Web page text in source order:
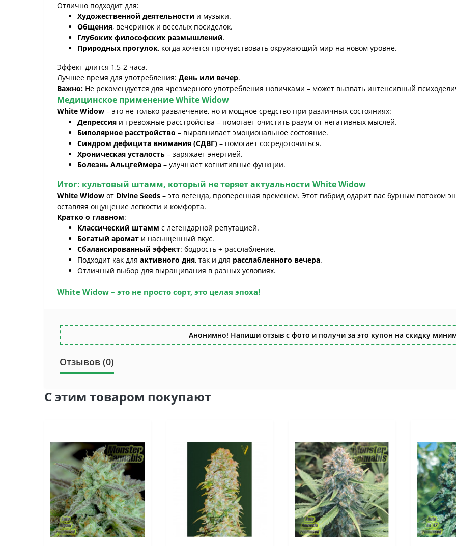
Отлично подходит для:
Художественной деятельности и музыки.
Общения, вечеринок и веселых посиделок.
Глубоких философских размышлений.
Природных прогулок, когда хочется прочувствовать окружающий мир на новом уровне.
Эффект длится 1,5-2 часа.
Лучшее время для употребления: День или вечер.
Важно: Не рекомендуется для чрезмерного употребления новичками – может вызвать интенсивный
Медицинское применениеWhite Widow
White Widow – это не только развлечение, но и мощное средство при различных состояниях:
Депрессия и тревожные расстройства – помогает очистить разум от негативных мыслей.
Биполярное расстройство – выравнивает эмоциональное состояние.
Синдром дефицита внимания (СДВГ) – помогает сосредоточиться.
Хроническая усталость – заряжает энергией.
Болезнь Альцгеймера – улучшает когнитивные функции.
Итог: культовый штамм, который не теряет актуальности White Widow
White Widow от Divine Seeds – это легенда, проверенная временем. Этот гибрид одарит вас бурным потоком
оставляя ощущение легкости и комфорта.
Кратко о главном:
Классический штамм с легендарной репутацией.
Богатый аромат и насыщенный вкус.
Сбалансированный эффект: бодрость + расслабление.
Подходит как для активного дня, так и для расслабленного вечера.
Отличный выбор для выращивания в разных условиях.
White Widow – это не просто сорт, это целая эпоха!
Анонимно! Напиши отзыв с фото и получи за это купон на скидку
Отзывов (0)
С этим товаром покупают